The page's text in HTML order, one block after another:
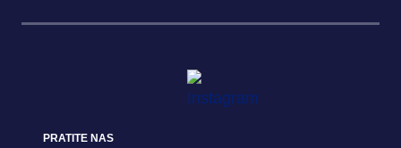
PRATITE NAS